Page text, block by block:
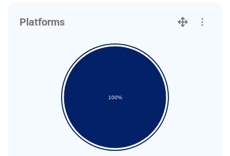
Platforms
100%